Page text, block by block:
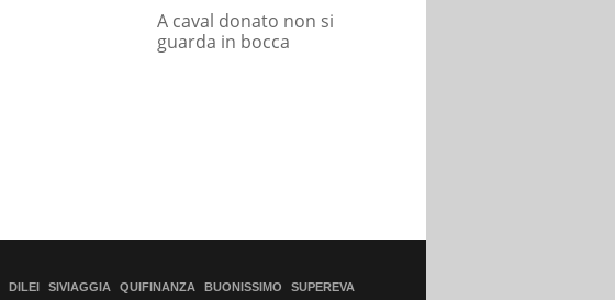
A caval donato non si
guarda in bocca
DILEI SIVIAGGIA QUIFINANZA BUONISSIMO SUPEREVA